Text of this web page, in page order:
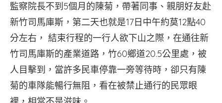
監察院長不到5個月的陳菊，帶著同事、親朋好友赴
新竹司馬庫斯，第二天也就是17日中午約莫12點40
分左右， 結束行程的一行人欲下山之際，在通往新
竹司馬庫斯的產業道路，竹60鄉道20.5公里處，被
人目擊到，當許多民車停靠一旁等待時，卻只有陳
菊的車隊能暢行無阻，看在被禁止通行的民眾眼